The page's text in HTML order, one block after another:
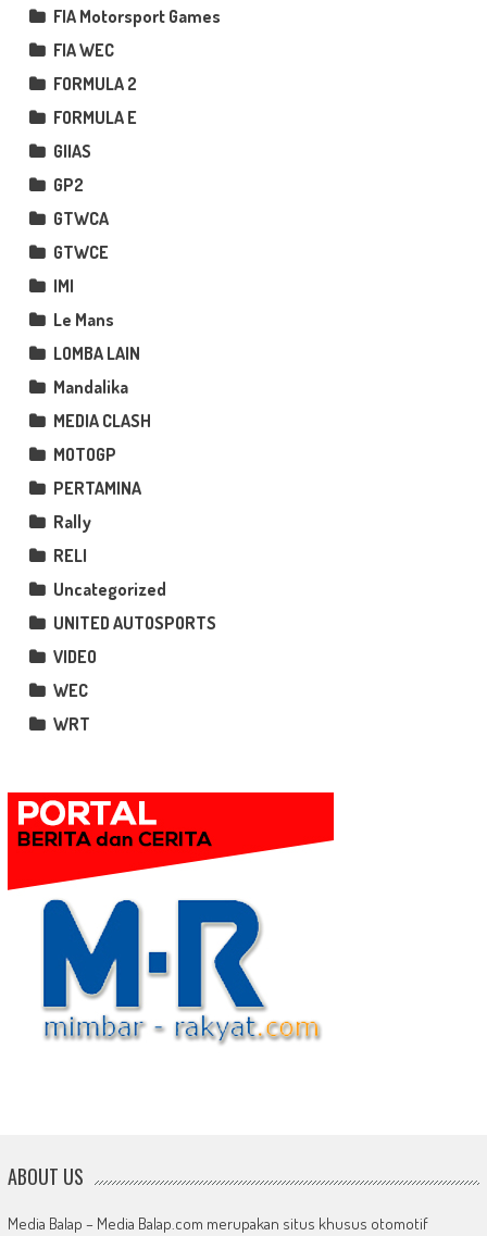
FIA Motorsport Games
FIA WEC
FORMULA 2
FORMULA E
GIIAS
GP2
GTWCA
GTWCE
IMI
Le Mans
LOMBA LAIN
Mandalika
MEDIA CLASH
MOTOGP
PERTAMINA
Rally
RELI
Uncategorized
UNITED AUTOSPORTS
VIDEO
WEC
WRT
ABOUT US
Media Balap – Media Balap.com merupakan situs khusus otomotif